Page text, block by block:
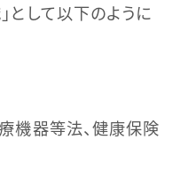
として以下のように
機器等法、健康保険